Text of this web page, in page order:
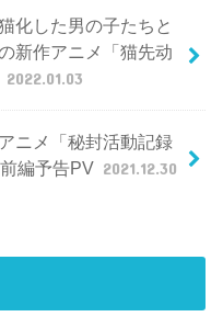
化した男の子たちと
新作アニメ「猫先动
2022.01.03
ニメ「秘封活動記録
編予告PV 2021.12.30